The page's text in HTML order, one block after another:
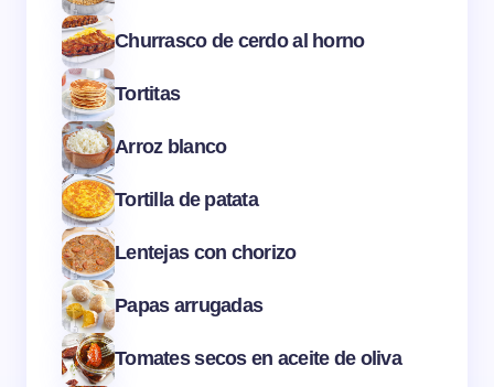
Churrasco de cerdo al horno
Tortitas
Arroz blanco
Tortilla de patata
Lentejas con chorizo
Papas arrugadas
Tomates secos en aceite de oliva